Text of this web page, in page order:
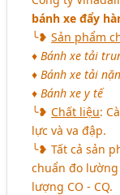
bánh xe đẩy
╰❥Sản phẩm
♦ Bánh xe tải
♦ Bánh xe tải
♦ Bánh xe y tế
╰❥Chất liệu:
lực và va đập.
╰❥ Tất cả sản
chuẩn đo
lượng CO - CQ.